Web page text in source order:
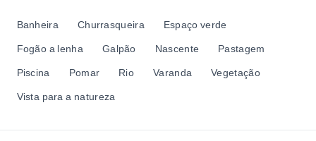
Banheira Churrasqueira Espaço verde
Fogão a lenha Galpão Nascente Pastagem
Piscina Pomar Rio Varanda Vegetação
Vista para a natureza